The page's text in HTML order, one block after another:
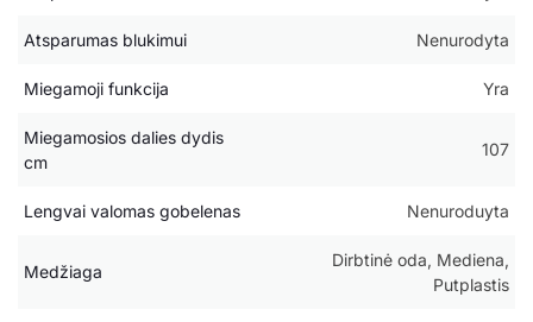
Atsparumas blukimui Nenurodyta
Miegamoji funkcija Yra
Miegamosios dalies dydis
cm
107
Lengvai valomas gobelenas Nenuroduyta
Medžiaga
Dirbtinė oda, Mediena,
Putplastis